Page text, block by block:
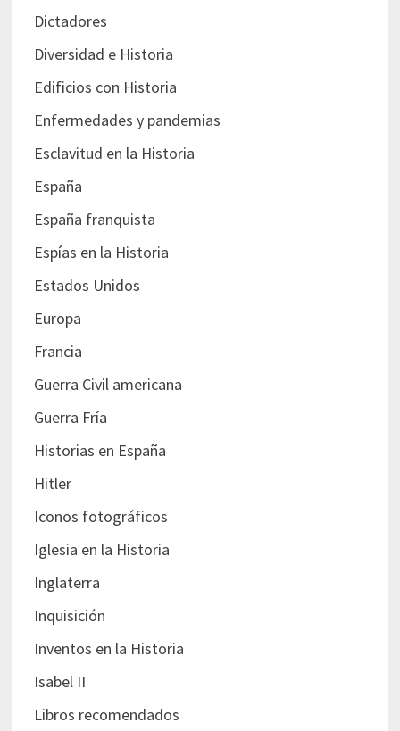
Dictadores
Diversidad e Historia
Edificios con Historia
Enfermedades y pandemias
Esclavitud en la Historia
España
España franquista
Espías en la Historia
Estados Unidos
Europa
Francia
Guerra Civil americana
Guerra Fría
Historias en España
Hitler
Iconos fotográficos
Iglesia en la Historia
Inglaterra
Inquisición
Inventos en la Historia
Isabel II
Libros recomendados